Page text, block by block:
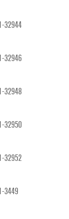
32944
32946
32948
32950
32952
3449